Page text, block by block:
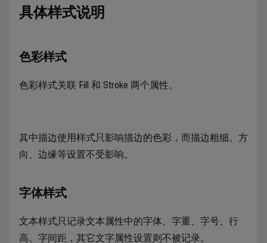
具体样式说明
色彩样式
色彩样式关联 Fill 和 Stroke 两个属性。
其中描边使用样式只影响描边的色彩，而描边粗细、方
向、边缘等设置不受影响。
字体样式
文本样式只记录文本属性中的字体、字重、字号、行
高、字间距，其它文字属性设置则不被记录。